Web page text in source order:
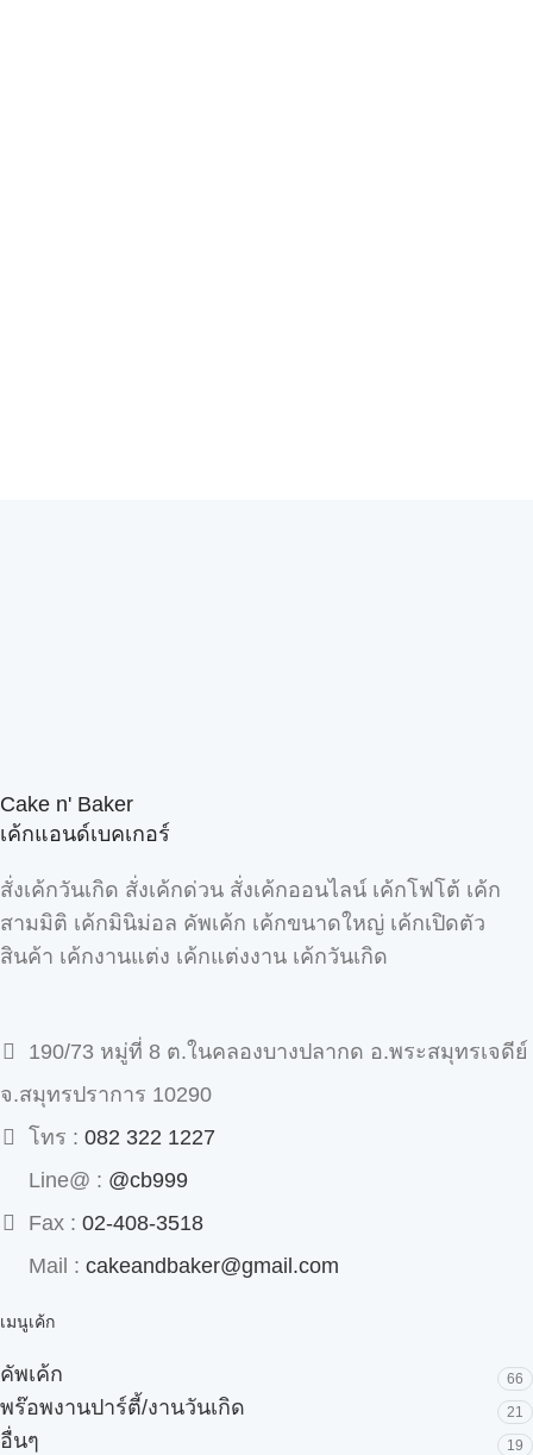
Cake n' Baker
เค้กแอนด์เบคเกอร์
สั่งเค้กวันเกิด สั่งเค้กด่วน สั่งเค้กออนไลน์ เค้กโฟโต้ เค้ก
สามมิติ เค้กมินิม่อล คัพเค้ก เค้กขนาดใหญ่ เค้กเปิดตัว
สินค้า เค้กงานแต่ง เค้กแต่งงาน เค้กวันเกิด
190/73 หมู่ที่ 8 ต.ในคลองบางปลากด อ.พระสมุทรเจดีย์
จ.สมุทรปราการ 10290
โทร : 082 322 1227
Line@ : @cb999
Fax : 02-408-3518
Mail : cakeandbaker@gmail.com
เมนูเค้ก
คัพเค้ก 66
พร๊อพงานปาร์ตี้/งานวันเกิด 21
อื่นๆ 19